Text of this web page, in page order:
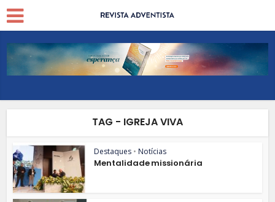
TAG - IGREJA VIVA
Destaques • Notícias
Mentalidade missionária